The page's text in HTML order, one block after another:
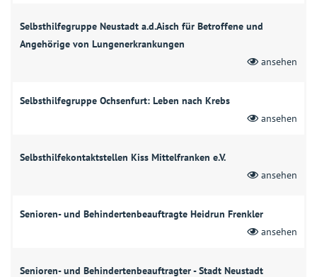
Selbsthilfegruppe Neustadt a.d.Aisch für Betroffene und
Angehörige von Lungenerkrankungen
ansehen
Selbsthilfegruppe Ochsenfurt: Leben nach Krebs
ansehen
Selbsthilfekontaktstellen Kiss Mittelfranken e.V.
ansehen
Senioren- und Behindertenbeauftragte Heidrun Frenkler
ansehen
Senioren- und Behindertenbeauftragter - Stadt Neustadt